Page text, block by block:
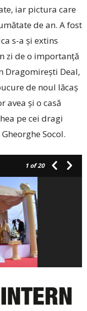
iar pictura care
de an. A fost
s-a și extins
zi de o importanță
Dragomirești ­Deal,
de noul lăcaș
avea și o casă
pe cei dragi
Socol.
1 of 20